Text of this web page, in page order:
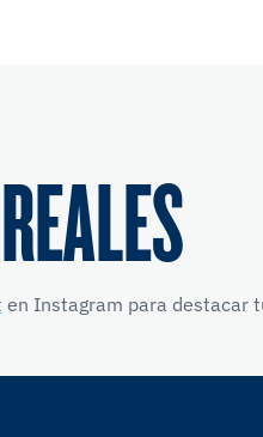
en Instagram para destacar